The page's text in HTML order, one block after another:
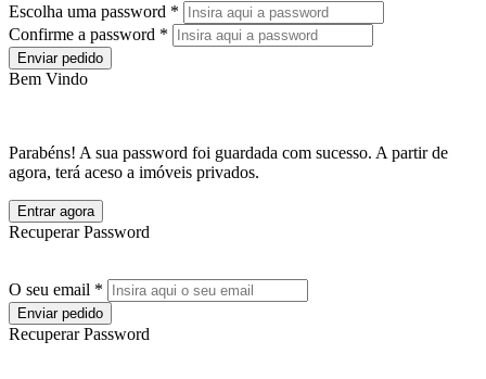
Escolha uma password *
Confirme a password *
Enviar pedido
Bem Vindo
Parabéns! A sua password foi guardada com sucesso. A partir de
agora, terá aceso a imóveis privados.
Entrar agora
Recuperar Password
O seu email *
Enviar pedido
Recuperar Password